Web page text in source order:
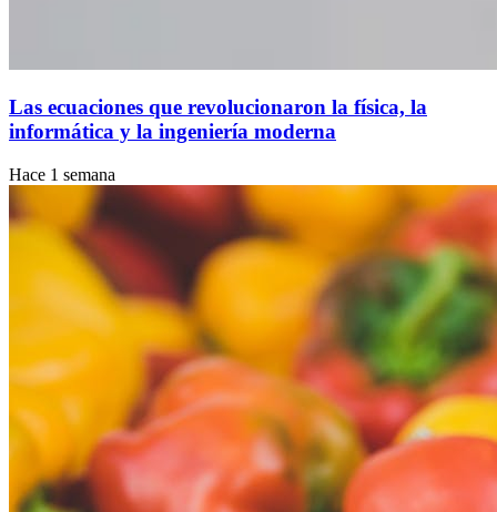
Las ecuaciones que revolucionaron la física, la
informática y la ingeniería moderna
Hace 1 semana